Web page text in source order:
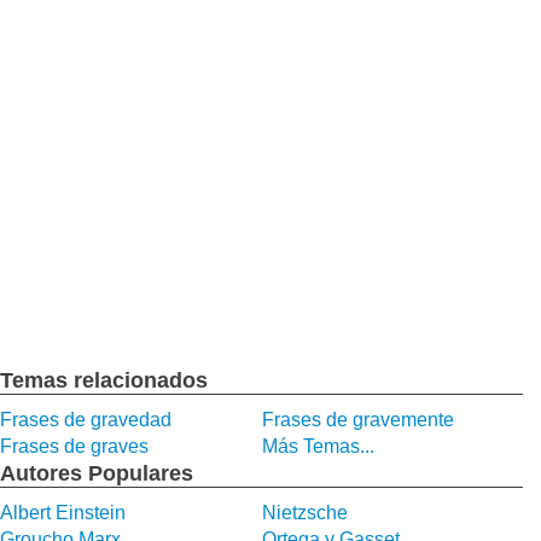
Temas relacionados
Frases de gravedad
Frases de gravemente
Frases de graves
Más Temas...
Autores Populares
Albert Einstein
Nietzsche